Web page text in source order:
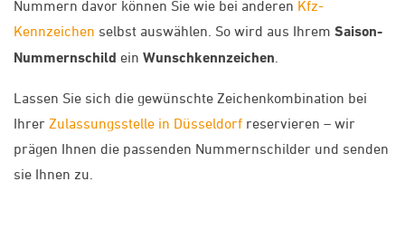
Nummern davor können Sie wie bei anderen Kfz-
Kennzeichen selbst auswählen. So wird aus Ihrem Saison-
Nummernschild ein Wunschkennzeichen
Lassen Sie sich die gewünschte Zeichenkombination bei
Ihrer Zulassungsstelle in Düsseldorf reservieren – wir
prägen Ihnen die passenden Nummernschilder und senden
sie Ihnen zu.